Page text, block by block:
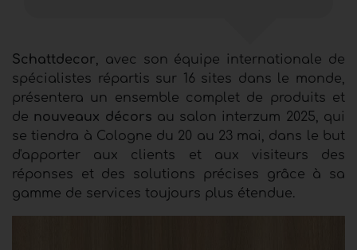
Schattdecor, avec son équipe internationale de
spécialistes répartis sur 16 sites dans le monde,
présentera un ensemble complet de produits et
de nouveaux décors au salon interzum 2025, qui
se tiendra à Cologne du 20 au 23 mai, dans le but
d'apporter aux clients et aux visiteurs des
réponses et des solutions précises grâce à sa
gamme de services toujours plus étendue.